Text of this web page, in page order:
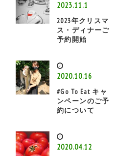
2023.11.1
2023年クリスマ
ス・ディナーご
予約開始
2020.10.16
#Go To Eat キャ
ンペーンのご予
約について
2020.04.12